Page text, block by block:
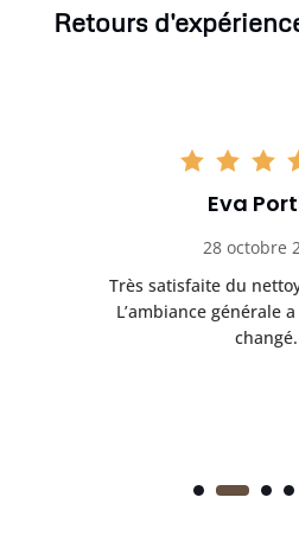
Retours
Eva
28 octobre
Très satisfaite du
L’ambiance générale
changé.